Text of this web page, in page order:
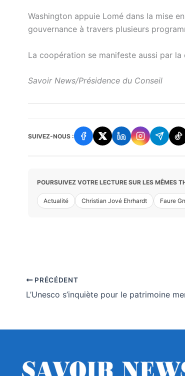
Washington appuie Lomé dans la mise
gouvernance à travers plusieurs
La coopération se manifeste aussi par
Savoir News/Présidence du Conseil
SUIVEZ-NOUS :
POURSUIVEZ VOTRE LECTURE SUR LES MÊMES
Actualité Christian Jové Ehrhardt Faure
PRÉCÉDENT